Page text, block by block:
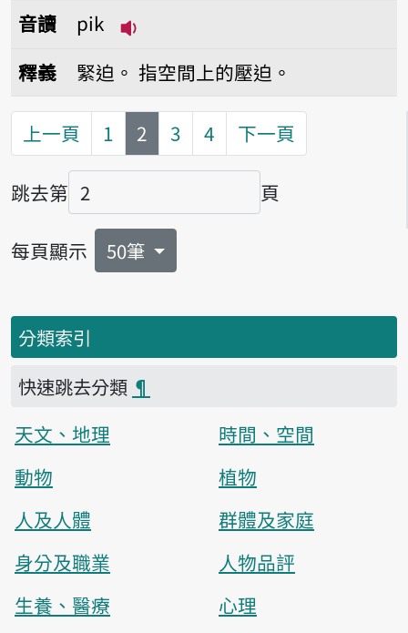
音讀
pik
釋義 緊迫。 指空間上的壓迫。
上一頁 1 第
2 3 4 下一頁
跳去第
頁碼
頁
每頁顯示 50筆
分類索引
快速跳去分類 ¶
天文、地理
時間、空間
動物
植物
人及人體
群體及家庭
身分及職業
人物品評
生養、醫療
心理